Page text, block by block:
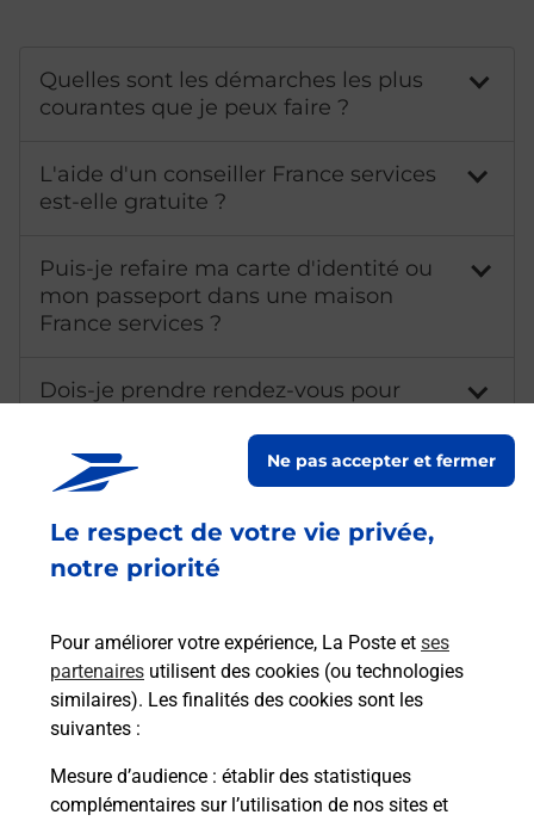
Le respect de votre vie privée,
notre priorité
Pour améliorer votre expérience, La Poste et ses
partenaires utilisent des cookies (ou technologies
similaires). Les finalités des cookies sont les
suivantes :
Mesure d’audience : établir des statistiques
complémentaires sur l’utilisation de nos sites et
Ne pas accepter et fermer
Quelles sont les démarches les plus
courantes que je peux faire ?
L'aide d'un conseiller France services
est-elle gratuite ?
Puis-je refaire ma carte d'identité ou
mon passeport dans une maison
France services ?
Dois-je prendre rendez-vous pour
Comment bénéficier d'un rendez-
Quels sont les documents et
vous France Services ?
Quelles sont les démarches
administratives qu'il est possible de
Services ?